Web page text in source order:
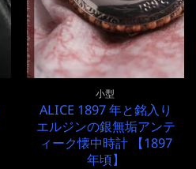
小型
ALICE 1897 年と銘入り
エルジンの銀無垢アンテ
ィーク懐中時計 【1897
年頃】